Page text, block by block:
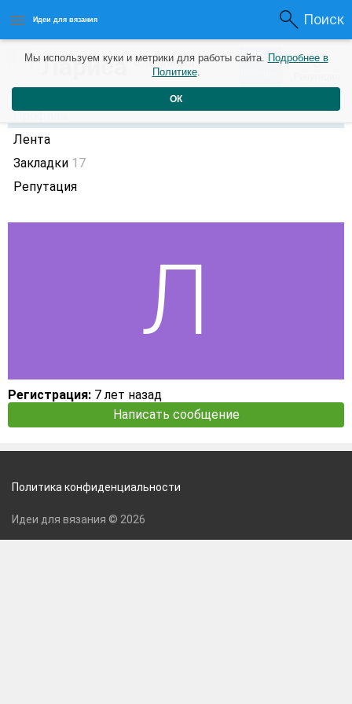
Идеи для вязания Поиск
Лариса 6 лет назад 0 0
Профиль
Лента
Закладки 17
Репутация
Регистрация: 7 лет назад
Написать сообщение
Мы используем куки и метрики для работы сайта. Подробнее в
Политике.
ОК
Политика конфиденциальности
Идеи для вязания © 2026